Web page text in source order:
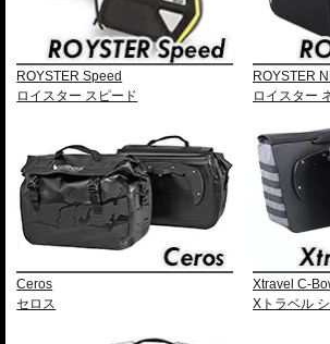
ROYSTER Speed
ロイスター スピード
ROYSTER
ロイスター
Ceros
セロス
Xtravel C-
Xトラベル